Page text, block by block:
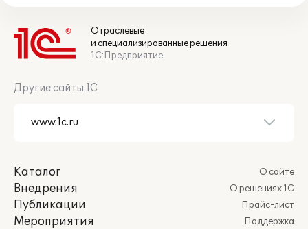
Отраслевые
и специализированные решения
1С:Предприятие
Другие сайты 1С
Каталог
Внедрения
Публикации
Мероприятия
О сайте
О решениях 1С
Прайс-лист
Поддержка